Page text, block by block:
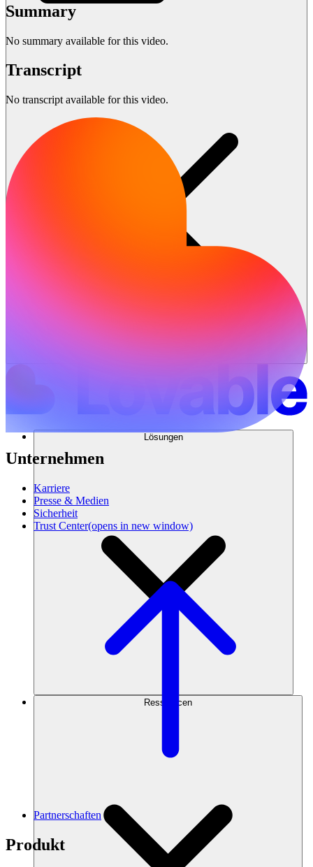
Lösungen
Ressourcen
Summary
No summary available for this video.
Transcript
No transcript available for this video.
Unternehmen
Karriere
Presse & Medien
Sicherheit
Trust Center(opens in new window)
Partnerschaften
Produkt